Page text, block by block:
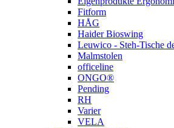
Fitform
HÅG
Haider Bioswing
Leuwico - Steh-Tische
Malmstolen
officeline
ONGO®
Pending
RH
Varier
VELA